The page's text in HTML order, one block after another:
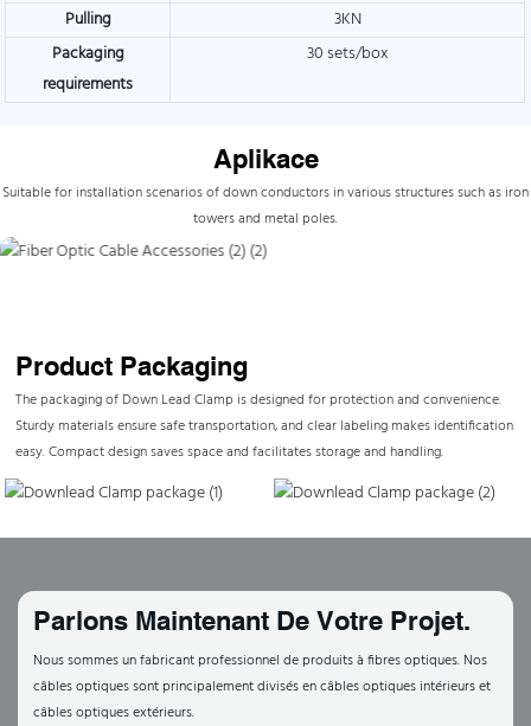
Pulling
3KN
Packaging
requirements
30 sets/box
Aplikace
Suitable for installation scenarios of down conductors in various structures such as iron
towers and metal poles.
Product Packaging
The packaging of Down Lead Clamp is designed for protection and convenience.
Sturdy materials ensure safe transportation, and clear labeling makes identification
easy. Compact design saves space and facilitates storage and handling.
Parlons Maintenant De Votre Projet.
Nous sommes un fabricant professionnel de produits à fibres optiques. Nos
câbles optiques sont principalement divisés en câbles optiques intérieurs et
câbles optiques extérieurs.